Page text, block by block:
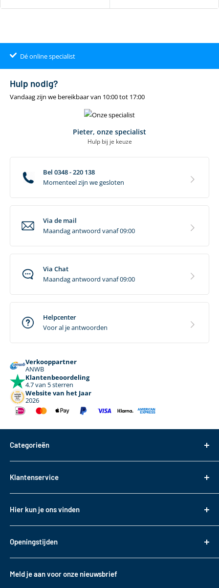
22.00uur
Dé online specialist
Klantenbeoordeling 9.4
Hulp nodig?
Vandaag zijn we bereikbaar van 10:00 tot 17:00
Pieter, onze specialist
Hulp bij je keuze
Bel 0348 - 220 138
Momenteel zijn we gesloten
Via de mail
Maandag antwoord vanaf 09:00
Via Chat
Maandag antwoord vanaf 09:00
Helpcenter
Voor al je antwoorden
Verkooppartner
ANWB
Klantenbeoordeling
4.7 van 5 sterren
Website van het Jaar
2026
Categorieën
Dakdragers
Fietsendragers
Reistassen
Daktransport voor bedrijfswagens
Klantenservice
Over ons
Bezorgen & Afhalen
Retourneren
Garantie
Hier kun je ons vinden
Tasveld 14
3417XS Montfoort
+31 (0)348 220 138
Openingstijden
Maandag t/m. vrijdag
10:00 - 17:00
Meld je aan voor onze nieuwsbrief